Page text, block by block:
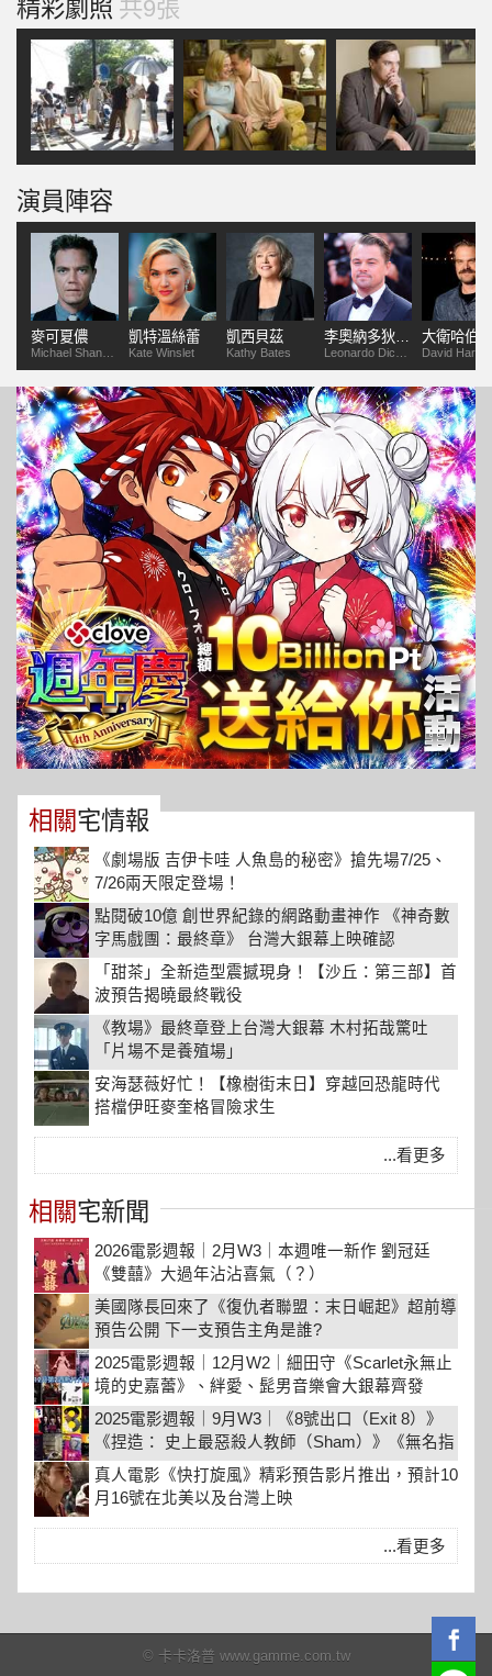
精彩劇照 共9張
演員陣容
麥可夏儂
Michael Shannon
凱特溫絲蕾
Kate Winslet
凱西貝茲
Kathy Bates
李奧納多狄卡皮歐 大衛哈伯
David
相關宅情報
《劇場版 吉伊卡哇 人魚島的秘密》搶先場7/25、
7/26兩天限定登場！
點閱破10億 創世界紀錄的網路動畫神作 《神奇數
字馬戲團：最終章》 台灣大銀幕上映確認
「甜茶」全新造型震撼現身！【沙丘：第三部】首
波預告揭曉最終戰役
《教場》最終章登上台灣大銀幕 木村拓哉驚吐
「片場不是養殖場」
安海瑟薇好忙！【橡樹街末日】穿越回恐龍時代
搭檔伊旺麥奎格冒險求生
...看更多
相關宅新聞
2026電影週報｜2月W3｜本週唯一新作 劉冠廷
《雙囍》大過年沾沾喜氣（？）
美國隊長回來了《復仇者聯盟：末日崛起》超前導
預告公開 下一支預告主角是誰?
2025電影週報｜12月W2｜細田守《Scarlet永無止
境的史嘉蕾》、絆愛、髭男音樂會大銀幕齊發
2025電影週報｜9月W3｜《8號出口（Exit 8）》
《捏造： 史上最惡殺人教師（Sham）》《無名指
（My First of May）》強檔新片登場！
真人電影《快打旋風》精彩預告影片推出，預計10
月16號在北美以及台灣上映
...看更多
© 卡卡洛普 www.gamme.com.tw